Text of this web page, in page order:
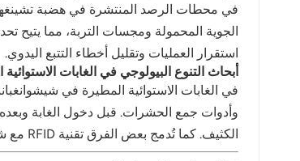
استقرار العمليات وتقليل أخطاء التتبع اليدوي.
أبحاث التنوع البيولوجي في الغابات
الكثيف. كما تُدمج بعض الفرق تقنية RFID مع شبكات الاستشعار اللاسلكية لمراقبة حالة المعدات ومستويات البطارية وحالة التشغيل عن بُعد.